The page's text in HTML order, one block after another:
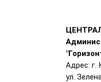
Адрес: г.
ул.